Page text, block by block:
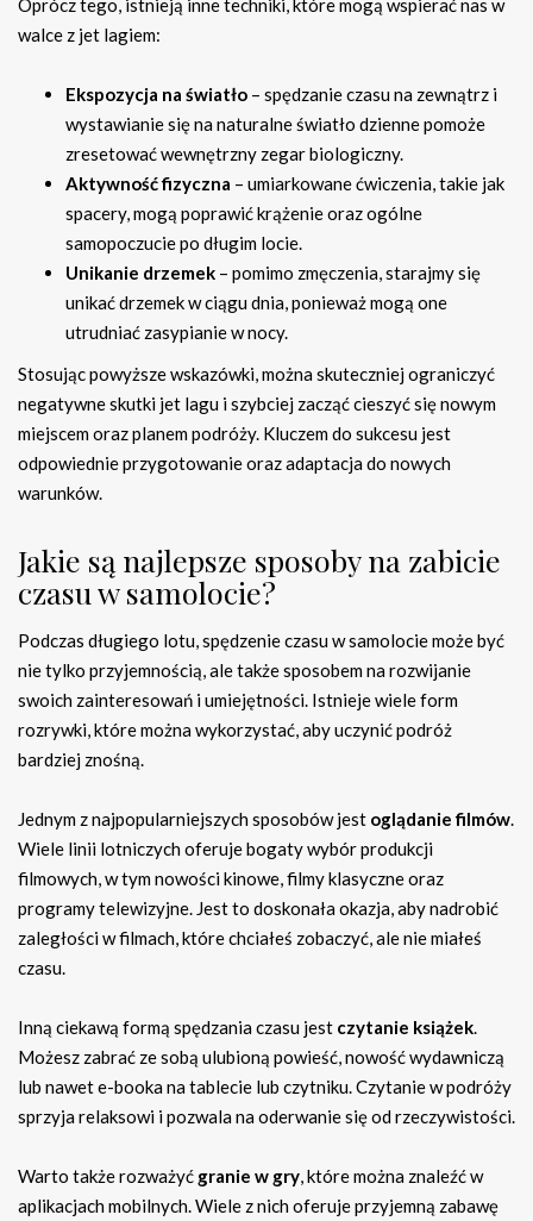
Oprócz tego, istnieją inne techniki, które mogą wspierać nas w
walce z jet lagiem:
Ekspozycja na światło – spędzanie czasu na zewnątrz i
wystawianie się na naturalne światło dzienne pomoże
zresetować wewnętrzny zegar biologiczny.
Aktywność fizyczna – umiarkowane ćwiczenia, takie jak
spacery, mogą poprawić krążenie oraz ogólne
samopoczucie po długim locie.
Unikanie drzemek – pomimo zmęczenia, starajmy się
unikać drzemek w ciągu dnia, ponieważ mogą one
utrudniać zasypianie w nocy.
Stosując powyższe wskazówki, można skuteczniej ograniczyć
negatywne skutki jet lagu i szybciej zacząć cieszyć się nowym
miejscem oraz planem podróży. Kluczem do sukcesu jest
odpowiednie przygotowanie oraz adaptacja do nowych
warunków.
Jakie są najlepsze sposoby na zabicie
czasu w samolocie?
Podczas długiego lotu, spędzenie czasu w samolocie może być
nie tylko przyjemnością, ale także sposobem na rozwijanie
swoich zainteresowań i umiejętności. Istnieje wiele form
rozrywki, które można wykorzystać, aby uczynić podróż
bardziej znośną.
Jednym z najpopularniejszych sposobów jest oglądanie filmów.
Wiele linii lotniczych oferuje bogaty wybór produkcji
filmowych, w tym nowości kinowe, filmy klasyczne oraz
programy telewizyjne. Jest to doskonała okazja, aby nadrobić
zaległości w filmach, które chciałeś zobaczyć, ale nie miałeś
czasu.
Inną ciekawą formą spędzania czasu jest czytanie książek.
Możesz zabrać ze sobą ulubioną powieść, nowość wydawniczą
lub nawet e-booka na tablecie lub czytniku. Czytanie w podróży
sprzyja relaksowi i pozwala na oderwanie się od rzeczywistości.
Warto także rozważyć granie w gry, które można znaleźć w
aplikacjach mobilnych. Wiele z nich oferuje przyjemną zabawę